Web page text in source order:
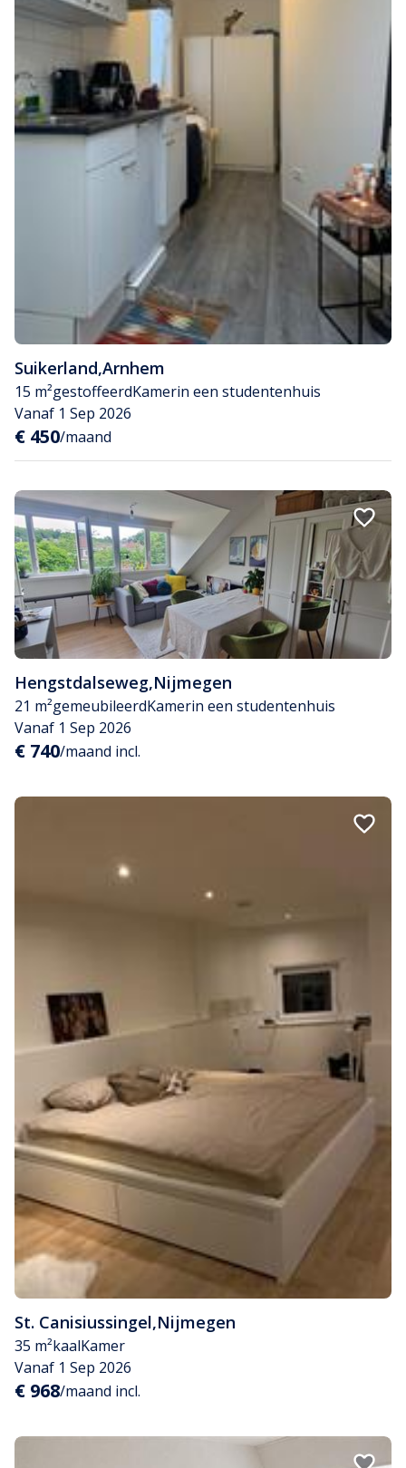
Suikerland,Arnhem
15 m²gestoffeerdKamerin een studentenhuis
Vanaf 1 Sep 2026
€ 450/maand
Hengstdalseweg,Nijmegen
21 m²gemeubileerdKamerin een studentenhuis
Vanaf 1 Sep 2026
€ 740/maand incl.
St. Canisiussingel,Nijmegen
35 m²kaalKamer
Vanaf 1 Sep 2026
€ 968/maand incl.